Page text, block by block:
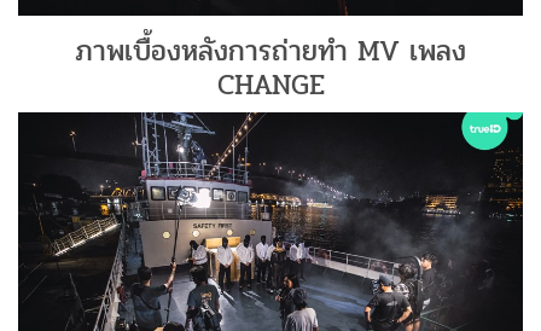
ภาพเบื้องหลังการถ่ายทำ MV เพลง
CHANGE